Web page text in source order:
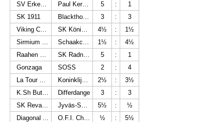
SV Erkenschwick
Paul Keres 2 5 :
1
SK 1911
Blackthorne 3 :
3
Viking Chess Club
SK König Tegel 4½ :
1½
Sirmium Sremska Mitrovica
Schaakclub De Pluspion Wachtebeke 1½ :
4½
Raahen Linnoitus
SK Radnicki 5 :
1
Gonzaga
SOSS 2 :
4
La Tour d'Ans-Loncin
Koninklijke Oostendse Schaakkring 2½ :
3½
K.Sh Butrinti
Differdange 3 :
3
SK Reval-Sport
Jyväs-Shakki 5½ :
½
Diagonal Alcorcon
O.F.I. Chess Club ½ :
5½